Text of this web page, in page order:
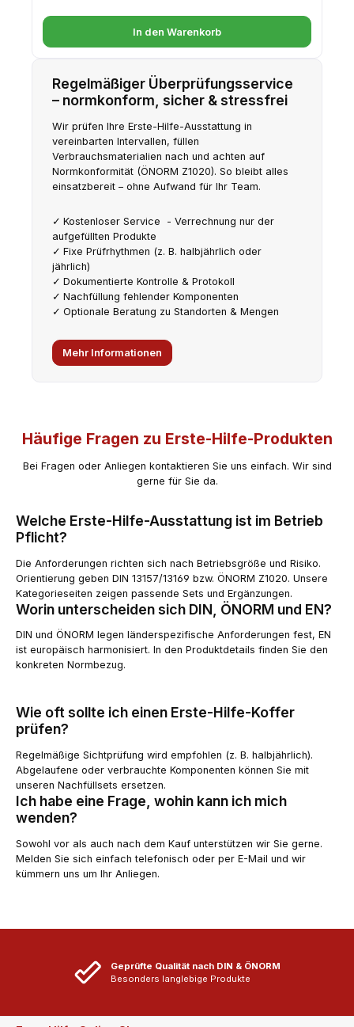
In den Warenkorb
Regelmäßiger Überprüfungsservice
– normkonform, sicher & stressfrei
Wir prüfen Ihre Erste-Hilfe-Ausstattung in
vereinbarten Intervallen, füllen
Verbrauchsmaterialien nach und achten auf
Normkonformität (ÖNORM Z1020). So bleibt alles
einsatzbereit – ohne Aufwand für Ihr Team.
Kostenloser Service - Verrechnung nur der
aufgefüllten Produkte
Fixe Prüfrhythmen (z. B. halbjährlich oder
jährlich)
Dokumentierte Kontrolle & Protokoll
Nachfüllung fehlender Komponenten
Optionale Beratung zu Standorten & Mengen
Mehr Informationen
Häufige Fragen zu Erste-Hilfe-Produkten
Bei Fragen oder Anliegen kontaktieren Sie uns einfach. Wir sind
gerne für Sie da.
Welche Erste-Hilfe-Ausstattung ist im Betrieb
Pflicht?
Die Anforderungen richten sich nach Betriebsgröße und Risiko.
Orientierung geben DIN 13157/13169 bzw. ÖNORM Z1020. Unsere
Kategorieseiten zeigen passende Sets und Ergänzungen.
Worin unterscheiden sich DIN, ÖNORM und EN?
DIN und ÖNORM legen länderspezifische Anforderungen fest, EN
ist europäisch harmonisiert. In den Produktdetails finden Sie den
konkreten Normbezug.
Wie oft sollte ich einen Erste-Hilfe-Koffer
prüfen?
Regelmäßige Sichtprüfung wird empfohlen (z. B. halbjährlich).
Abgelaufene oder verbrauchte Komponenten können Sie mit
unseren Nachfüllsets ersetzen.
Ich habe eine Frage, wohin kann ich mich
wenden?
Sowohl vor als auch nach dem Kauf unterstützen wir Sie gerne.
Melden Sie sich einfach telefonisch oder per E-Mail und wir
kümmern uns um Ihr Anliegen.
Geprüfte Qualität nach DIN & ÖNORM
Besonders langlebige Produkte